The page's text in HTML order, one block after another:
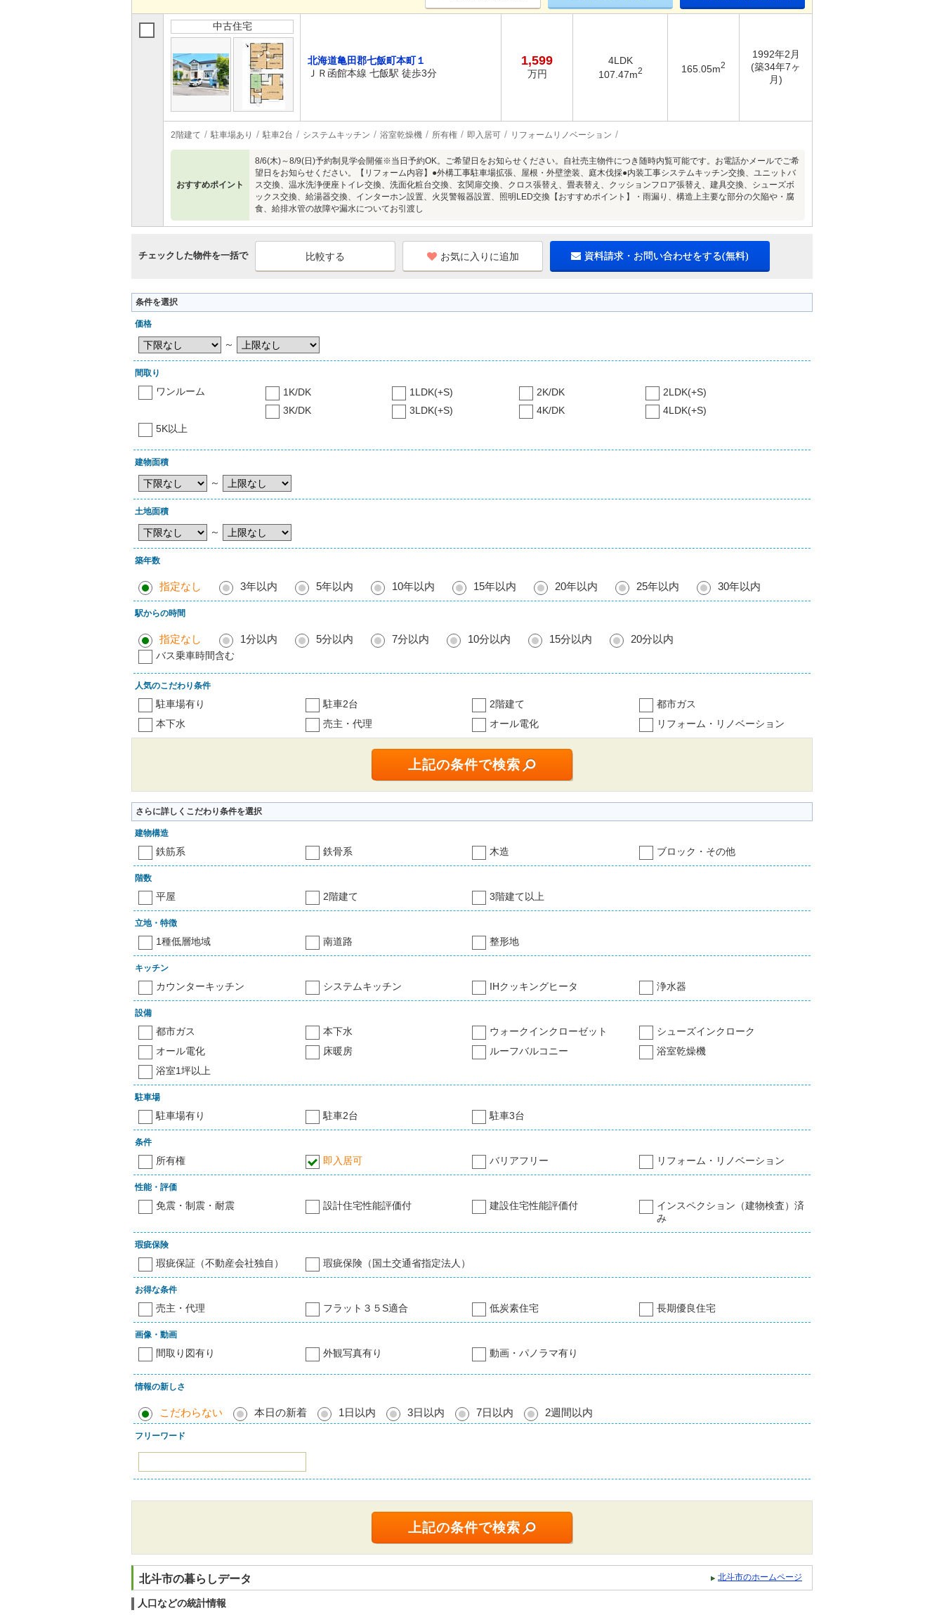
中古住宅
北海道亀田郡七飯町本町１
ＪＲ函館本線 七飯駅 徒歩3分
1,599
万円
4LDK
107.47m2 165.05m2
1992年2月
(築34年7ヶ
月)
2階建て 駐車場あり 駐車2台 システムキッチン 浴室乾燥機 所有権 即入居可 リフォームリノベーション
おすすめポイント
8/6(木)～8/9(日)予約制見学会開催※当日予約OK。ご希望日をお知らせください。自社売主物件につき随時内覧可能です。お電話かメールでご希
望日をお知らせください。【リフォーム内容】●外構工事駐車場拡張、屋根・外壁塗装、庭木伐採●内装工事システムキッチン交換、ユニットバ
ス交換、温水洗浄便座トイレ交換、洗面化粧台交換、玄関扉交換、クロス張替え、畳表替え、クッションフロア張替え、建具交換、シューズボ
ックス交換、給湯器交換、インターホン設置、火災警報器設置、照明LED交換【おすすめポイント】・雨漏り、構造上主要な部分の欠陥や・腐
食、給排水管の故障や漏水についてお引渡し
チェックした物件を一括で お気に入りに追加 資料請求・お問い合わせをする(無料)
条件を選択
価格
～
間取り
ワンルーム 1K/DK 1LDK(+S) 2K/DK
2LDK(+S)
3K/DK
3LDK(+S) 4K/DK
4LDK(+S)
5K以上
建物面積
～
土地面積
～
築年数
指定なし 3年以内 5年以内 10年以内 15年以内 20年以内 25年以内 30年以内
駅からの時間
指定なし 1分以内 5分以内 7分以内 10分以内 15分以内 20分以内
バス乗車時間含む
人気のこだわり条件
駐車場有り 駐車2台 2階建て
都市ガス
本下水
売主・代理 オール電化 リフォーム・リノベーション
さらに詳しくこだわり条件を選択
建物構造
鉄筋系 鉄骨系 木造 ブロック・その他
階数
平屋 2階建て 3階建て以上
立地・特徴
1種低層地域 南道路 整形地
キッチン
カウンターキッチン システムキッチン IHクッキングヒータ 浄水器
設備
都市ガス 本下水 ウォークインクローゼット
シューズインクローク
オール電化
床暖房 ルーフバルコニー
浴室乾燥機
浴室1坪以上
駐車場
駐車場有り 駐車2台 駐車3台
条件
所有権 即入居可 バリアフリー リフォーム・リノベーション
性能・評価
免震・制震・耐震 設計住宅性能評価付 建設住宅性能評価付
インスペクション（建物検査）済
み
瑕疵保険
瑕疵保証（不動産会社独自） 瑕疵保険（国土交通省指定法人）
お得な条件
売主・代理 フラット３５S適合 低炭素住宅 長期優良住宅
画像・動画
間取り図有り 外観写真有り 動画・パノラマ有り
情報の新しさ
こだわらない 本日の新着 1日以内 3日以内 7日以内 2週間以内
フリーワード
北斗市の暮らしデータ 北斗市のホームページ
人口などの統計情報